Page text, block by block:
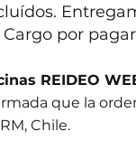
por
REIDEO
que la
Chile.